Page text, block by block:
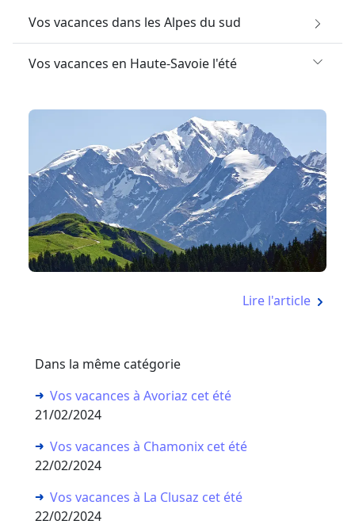
Vos vacances dans les Alpes du sud
Vos vacances en Haute-Savoie l'été
Lire l'article
Dans la même catégorie
Vos vacances à Avoriaz cet été
21/02/2024
Vos vacances à Chamonix cet été
22/02/2024
Vos vacances à La Clusaz cet été
22/02/2024